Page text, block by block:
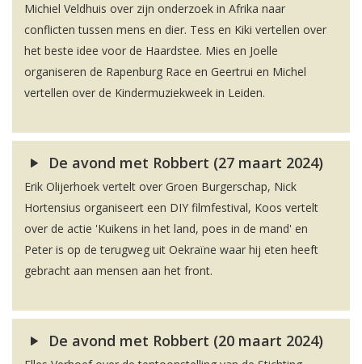
Michiel Veldhuis over zijn onderzoek in Afrika naar
conflicten tussen mens en dier. Tess en Kiki vertellen over
het beste idee voor de Haardstee. Mies en Joelle
organiseren de Rapenburg Race en Geertrui en Michel
vertellen over de Kindermuziekweek in Leiden.
De avond met Robbert (27 maart 2024)
Erik Olijerhoek vertelt over Groen Burgerschap, Nick
Hortensius organiseert een DIY filmfestival, Koos vertelt
over de actie 'Kuikens in het land, poes in de mand' en
Peter is op de terugweg uit Oekraïne waar hij eten heeft
gebracht aan mensen aan het front.
De avond met Robbert (20 maart 2024)